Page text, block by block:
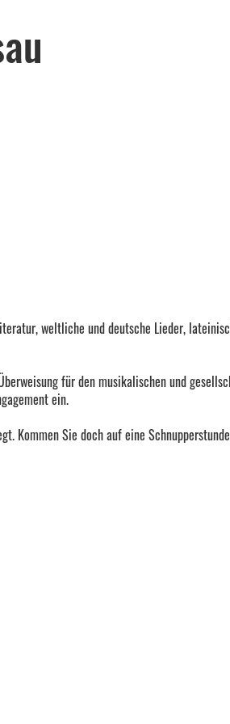
weltliche und deutsche Lieder,
für den musikalischen und
ein.
Kommen Sie doch auf eine